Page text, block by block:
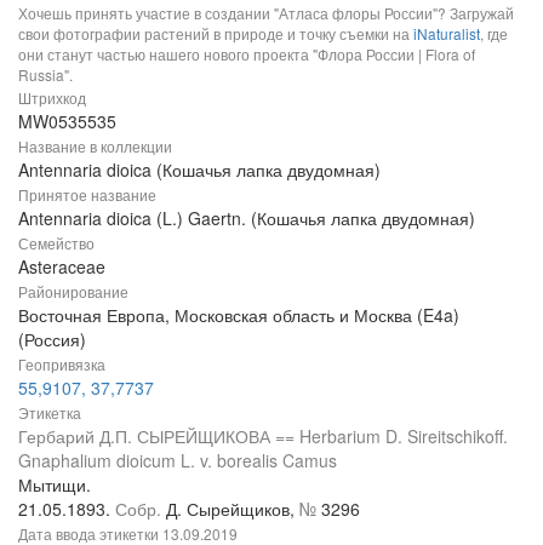
Хочешь принять участие в создании "Атласа флоры России"? Загружай
свои фотографии растений в природе и точку съемки на iNaturalist, где
они станут частью нашего нового проекта "Флора России | Flora of
Russia".
Штрихкод
MW0535535
Название в коллекции
Antennaria dioica (Кошачья лапка двудомная)
Принятое название
Antennaria dioica (L.) Gaertn. (Кошачья лапка двудомная)
Семейство
Asteraceae
Районирование
Восточная Европа, Московская область и Москва (E4a)
(Россия)
Геопривязка
55,9107, 37,7737
Этикетка
Гербарий Д.П. СЫРЕЙЩИКОВА == Herbarium D. Sireitschikoff.
Gnaphalium dioicum L. v. borealis Camus
Мытищи.
21.05.1893. Собр. Д. Сырейщиков, № 3296
Дата ввода этикетки 13.09.2019